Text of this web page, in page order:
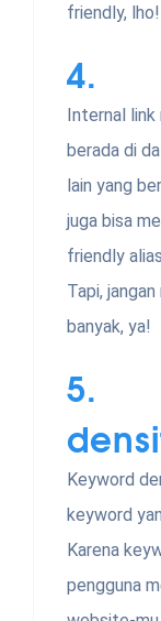
friendly, lho!
4.
Internal link
berada di
lain yang
juga bisa
friendly
Tapi,
banyak, ya!
5.
Keyword
keyword
Karena
pengguna